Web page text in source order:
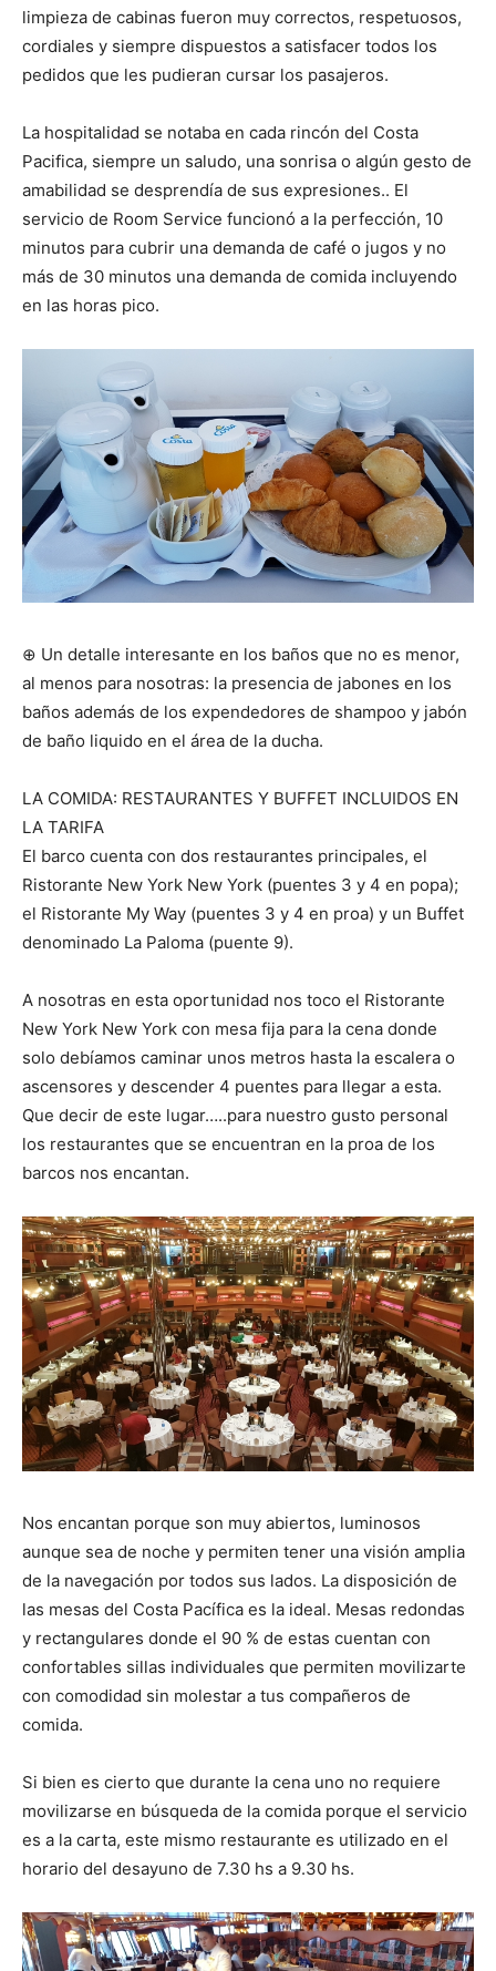
limpieza de cabinas fueron muy correctos, respetuosos,
cordiales y siempre dispuestos a satisfacer todos los
pedidos que les pudieran cursar los pasajeros.
La hospitalidad se notaba en cada rincón del Costa
Pacifica, siempre un saludo, una sonrisa o algún gesto de
amabilidad se desprendía de sus expresiones.. El
servicio de Room Service funcionó a la perfección, 10
minutos para cubrir una demanda de café o jugos y no
más de 30 minutos una demanda de comida incluyendo
en las horas pico.
⊕ Un detalle interesante en los baños que no es menor,
al menos para nosotras: la presencia de jabones en los
baños además de los expendedores de shampoo y jabón
de baño liquido en el área de la ducha.
LA COMIDA: RESTAURANTES Y BUFFET INCLUIDOS EN
LA TARIFA
El barco cuenta con dos restaurantes principales, el
Ristorante New York New York (puentes 3 y 4 en popa);
el Ristorante My Way (puentes 3 y 4 en proa) y un Buffet
denominado La Paloma (puente 9).
A nosotras en esta oportunidad nos toco el Ristorante
New York New York con mesa fija para la cena donde
solo debíamos caminar unos metros hasta la escalera o
ascensores y descender 4 puentes para llegar a esta.
Que decir de este lugar…..para nuestro gusto personal
los restaurantes que se encuentran en la proa de los
barcos nos encantan.
Nos encantan porque son muy abiertos, luminosos
aunque sea de noche y permiten tener una visión amplia
de la navegación por todos sus lados. La disposición de
las mesas del Costa Pacífica es la ideal. Mesas redondas
y rectangulares donde el 90 % de estas cuentan con
confortables sillas individuales que permiten movilizarte
con comodidad sin molestar a tus compañeros de
comida.
Si bien es cierto que durante la cena uno no requiere
movilizarse en búsqueda de la comida porque el servicio
es a la carta, este mismo restaurante es utilizado en el
horario del desayuno de 7.30 hs a 9.30 hs.